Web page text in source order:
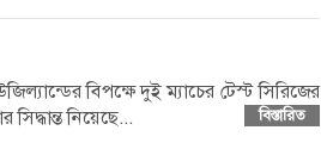
বিপক্ষে দুই ম্যাচের টেস্ট সিরিজের
নিয়েছে...
বিস্তারিত